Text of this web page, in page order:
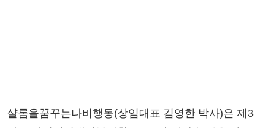
샬롬을꿈꾸는나비행동(상임대표 김영한 박사)은 제3